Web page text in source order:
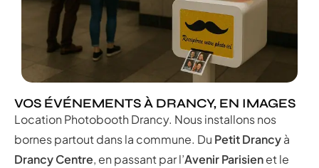
VOS ÉVÉNEMENTS À DRANCY, EN IMAGES
Location Photobooth Drancy. Nous installons nos
bornes partout dans la commune. Du Petit Drancyà
Drancy Centre, en passant par l’Avenir Parisienet le